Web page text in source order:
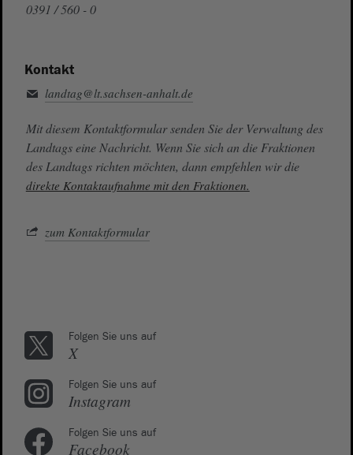
0391 / 560 - 0
Kontakt
landtag@lt.sachsen-anhalt.de
Mit diesem Kontaktformular senden Sie der Verwaltung des
Landtags eine Nachricht. Wenn Sie sich an die Fraktionen
des Landtags richten möchten, dann empfehlen wir die
direkte Kontaktaufnahme mit den Fraktionen.
zum Kontaktformular
Folgen Sie uns auf
X
Folgen Sie uns auf
Instagram
Folgen Sie uns auf
Facebook